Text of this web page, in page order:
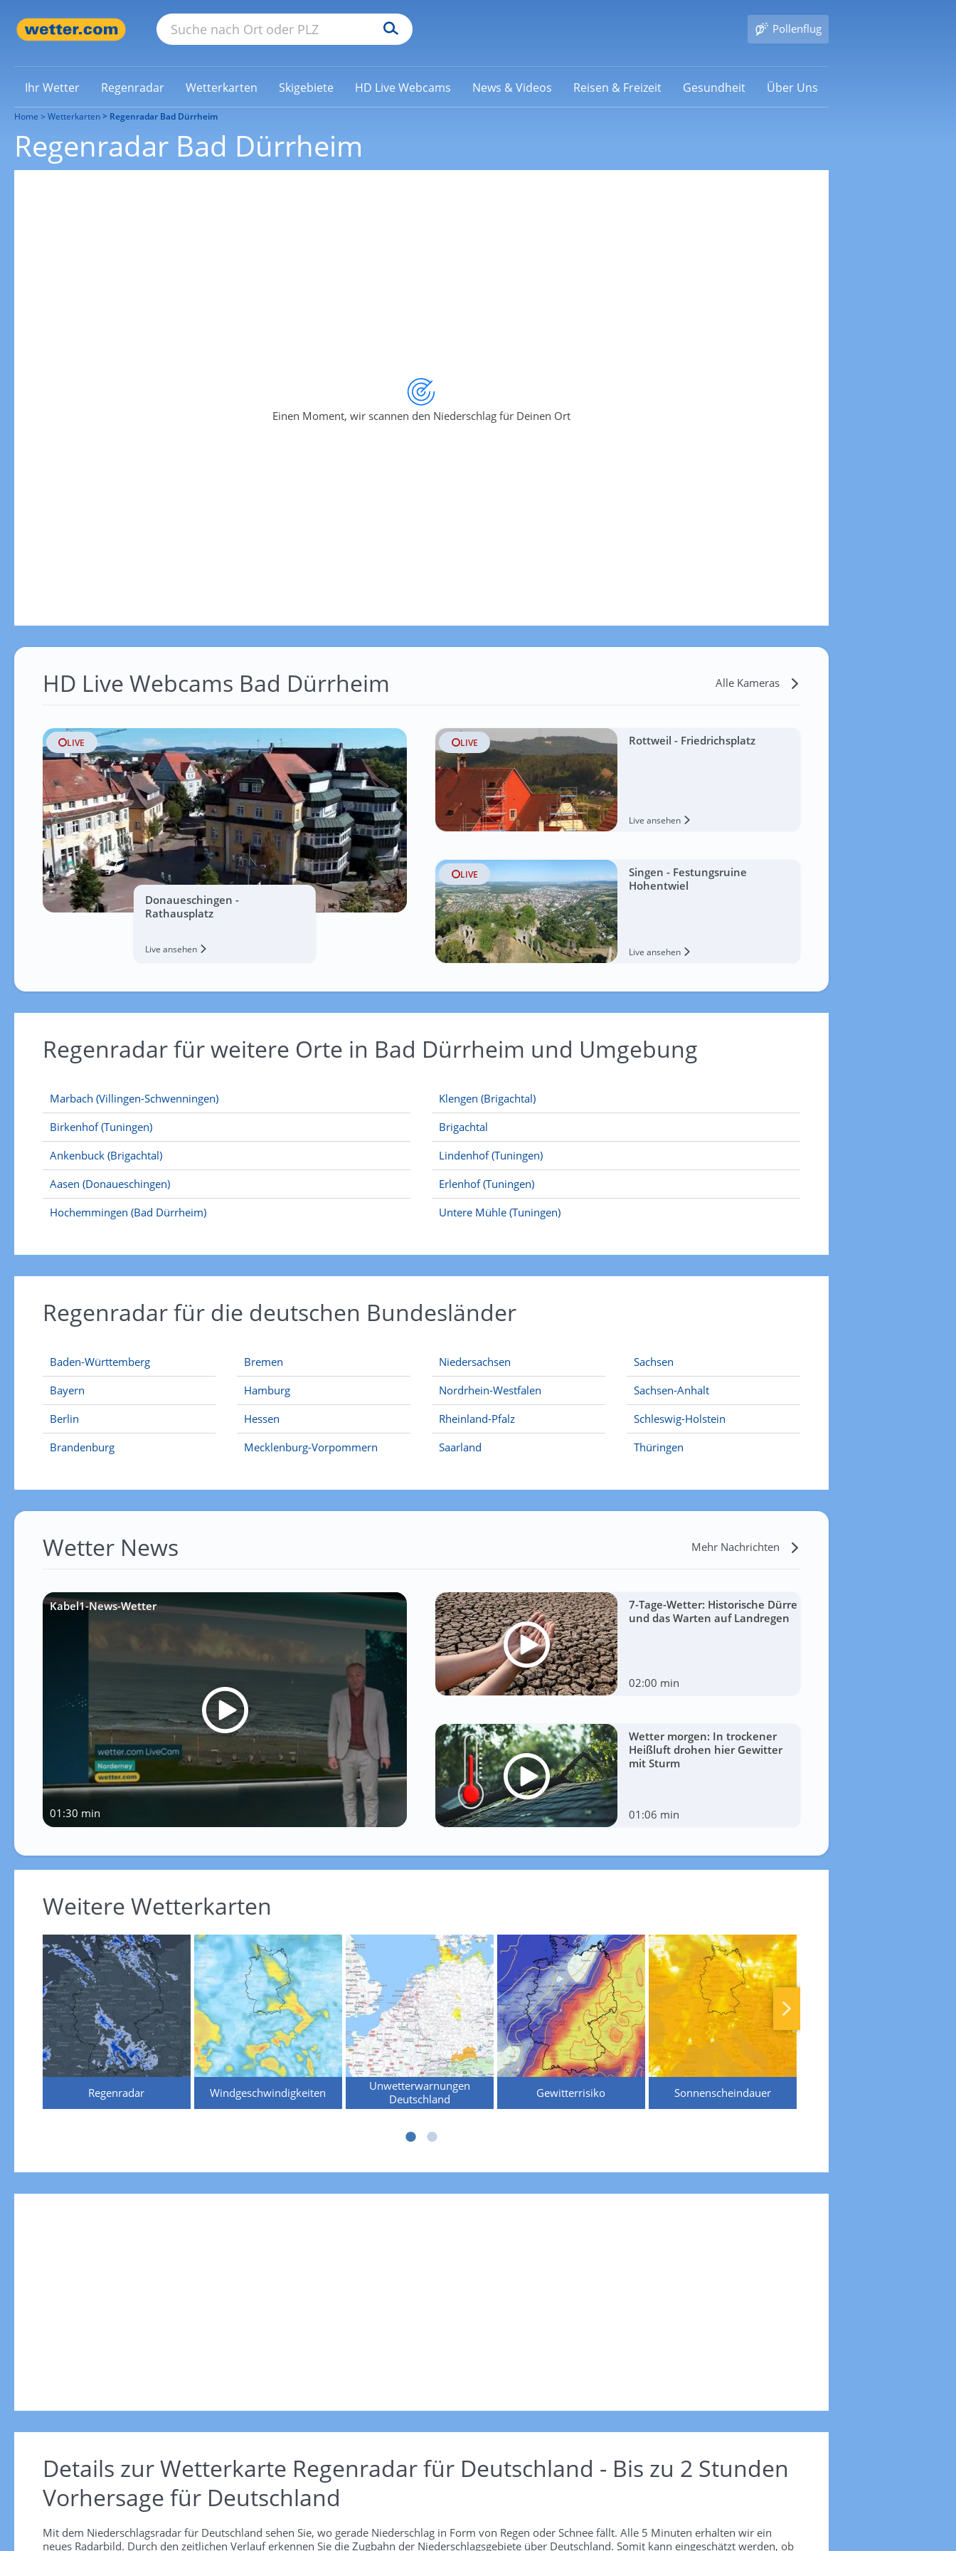
Pollenflug
Ihr Wetter Regenradar Wetterkarten Skigebiete HD Live Webcams News & Videos Reisen & Freizeit Gesundheit Über Uns
Home Wetterkarten Regenradar Bad Dürrheim
Regenradar Bad Dürrheim
Einen Moment, wir scannen den Niederschlag für Deinen Ort
HD Live Webcams Bad Dürrheim Alle Kameras
LIVE
Donaueschingen -
Rathausplatz
Live ansehen
LIVE Rottweil - Friedrichsplatz
Live ansehen
LIVE
Singen - Festungsruine
Hohentwiel
Live ansehen
Regenradar für weitere Orte in Bad Dürrheim und Umgebung
Marbach (Villingen-Schwenningen)
Birkenhof (Tuningen)
Ankenbuck (Brigachtal)
Aasen (Donaueschingen)
Hochemmingen (Bad Dürrheim)
Klengen (Brigachtal)
Brigachtal
Lindenhof (Tuningen)
Erlenhof (Tuningen)
Untere Mühle (Tuningen)
Regenradar für die deutschen Bundesländer
Baden-Württemberg
Bayern
Berlin
Brandenburg
Bremen
Hamburg
Hessen
Mecklenburg-Vorpommern
Niedersachsen
Nordrhein-Westfalen
Rheinland-Pfalz
Saarland
Sachsen
Sachsen-Anhalt
Schleswig-Holstein
Thüringen
Wetter News Mehr Nachrichten
Kabel1-News-Wetter
01:30 min
7-Tage-Wetter: Historische Dürre
und das Warten auf Landregen
02:00 min
Wetter morgen: In trockener
Heißluft drohen hier Gewitter
mit Sturm
01:06 min
Weitere Wetterkarten
Regenradar Windgeschwindigkeiten
Unwetterwarnungen
Deutschland
Gewitterrisiko Sonnenscheindauer
Details zur Wetterkarte Regenradar für Deutschland - Bis zu 2 Stunden
Vorhersage für Deutschland
Mit dem Niederschlagsradar für Deutschland sehen Sie, wo gerade Niederschlag in Form von Regen oder Schnee fällt. Alle 5 Minuten erhalten wir ein
neues Radarbild. Durch den zeitlichen Verlauf erkennen Sie die Zugbahn der Niederschlagsgebiete über Deutschland. Somit kann eingeschätzt werden, ob